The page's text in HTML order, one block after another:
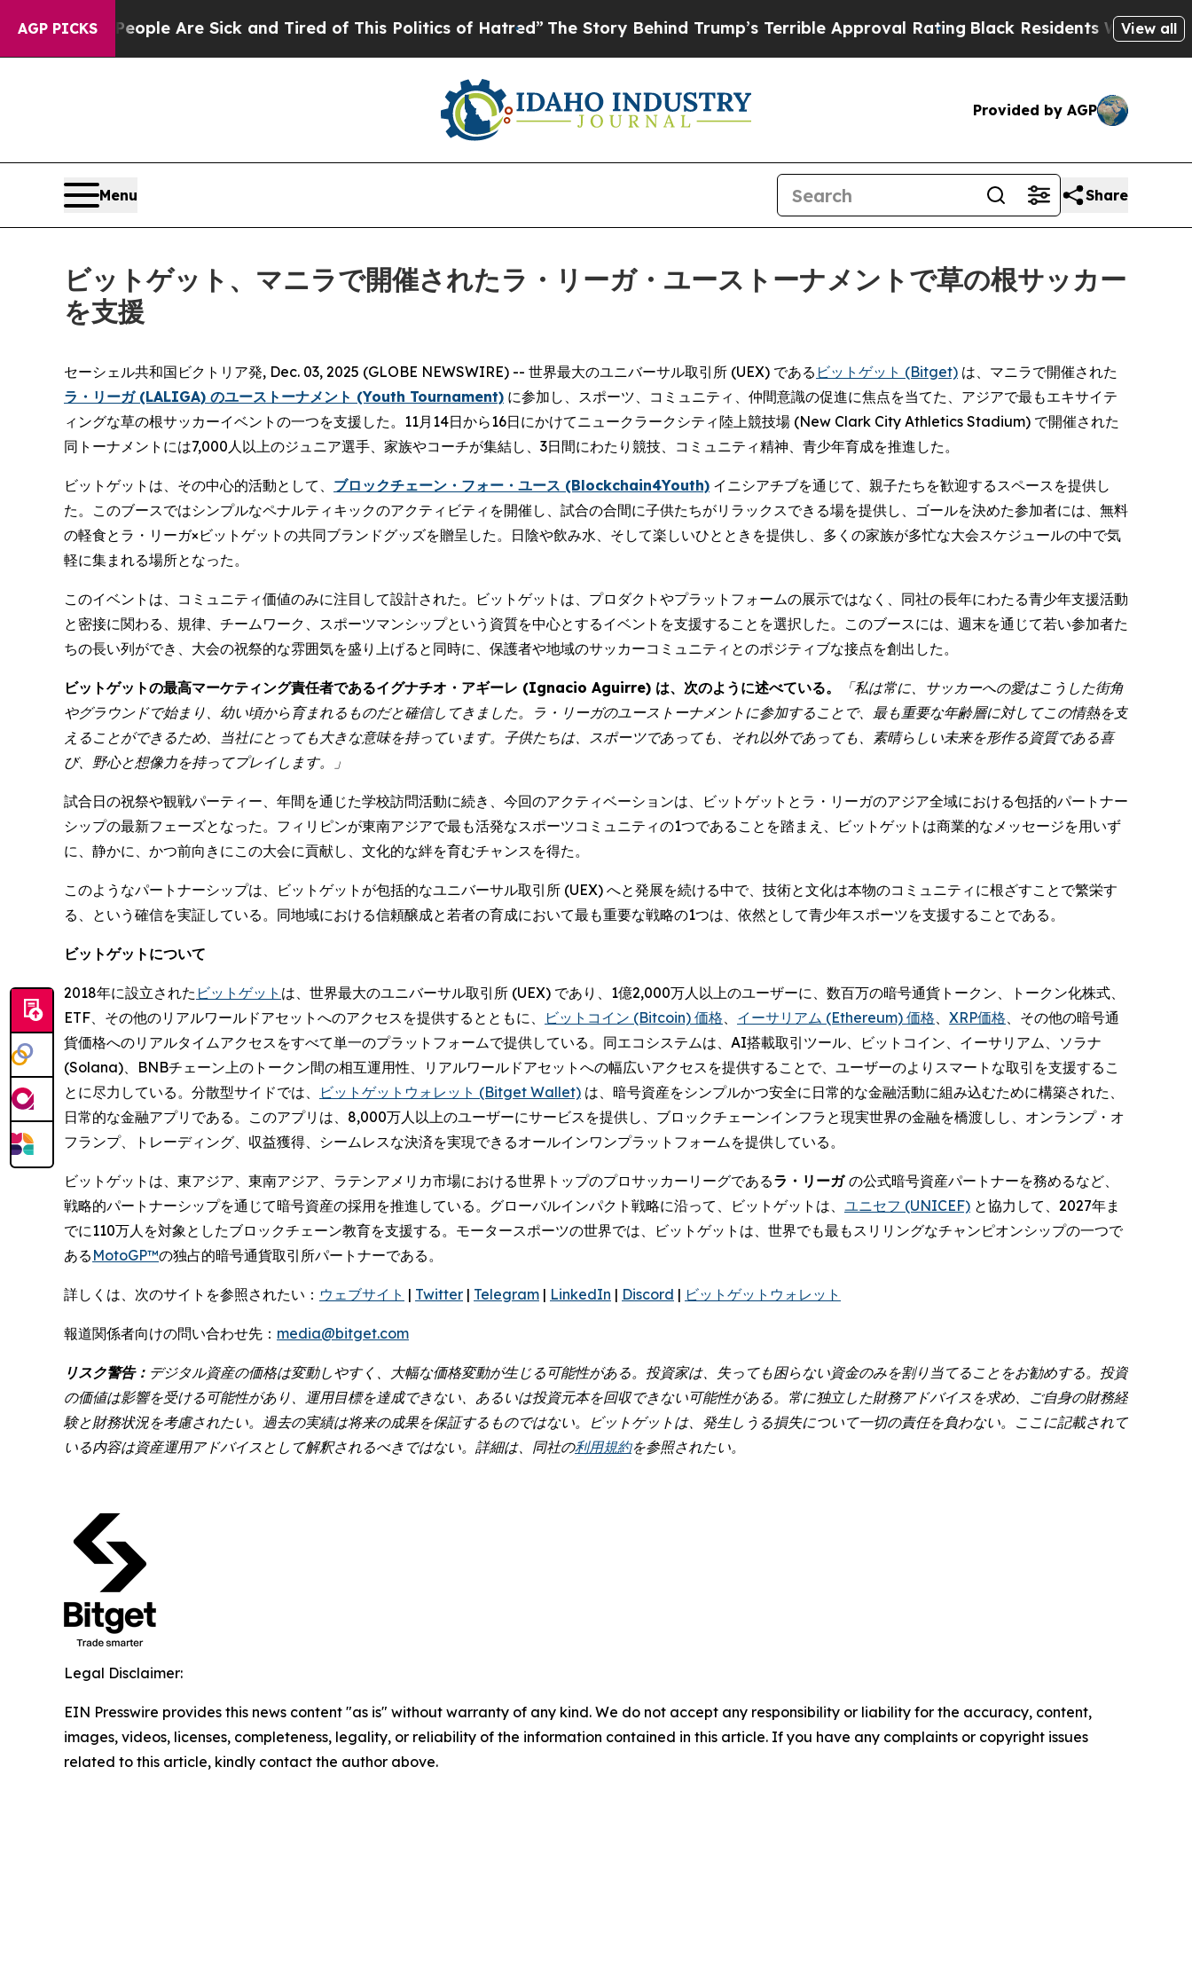
AGP PICKS
“People Are Sick and Tired of This Politics of Hatred” The Story Behind Trump’s Terrible Approval RatingBlack Residents Warned ofView all
Provided by AGP
Menu Share
ビットゲット、マニラで開催されたラ・リーガ・ユーストーナメントで草の根サッカー
を支援
セーシェル共和国ビクトリア発, Dec. 03, 2025 (GLOBE NEWSWIRE) -- 世界最大のユニバーサル取引所 (UEX) である ビットゲット (Bitget) は、マニラで開催された
ラ・リーガ (LALIGA) のユーストーナメント (Youth Tournament) に参加し、スポーツ、コミュニティ、仲間意識の促進に焦点を当てた、アジアで最もエキサイテ
ィングな草の根サッカーイベントの一つを支援した。11月14日から16日にかけてニュークラークシティ陸上競技場 (New Clark City Athletics Stadium) で開催された
同トーナメントには7,000人以上のジュニア選手、家族やコーチが集結し、3日間にわたり競技、コミュニティ精神、青少年育成を推進した。
ビットゲットは、その中心的活動として、 ブロックチェーン・フォー・ユース (Blockchain4Youth) イニシアチブを通じて、親子たちを歓迎するスペースを提供し
た。このブースではシンプルなペナルティキックのアクティビティを開催し、試合の合間に子供たちがリラックスできる場を提供し、ゴールを決めた参加者には、無料
の軽食とラ・リーガ×ビットゲットの共同ブランドグッズを贈呈した。日陰や飲み水、そして楽しいひとときを提供し、多くの家族が多忙な大会スケジュールの中で気
軽に集まれる場所となった。
このイベントは、コミュニティ価値のみに注目して設計された。ビットゲットは、プロダクトやプラットフォームの展示ではなく、同社の長年にわたる青少年支援活動
と密接に関わる、規律、チームワーク、スポーツマンシップという資質を中心とするイベントを支援することを選択した。このブースには、週末を通じて若い参加者た
ちの長い列ができ、大会の祝祭的な雰囲気を盛り上げると同時に、保護者や地域のサッカーコミュニティとのポジティブな接点を創出した。
ビットゲットの最高マーケティング責任者であるイグナチオ・アギーレ (Ignacio Aguirre) は、次のように述べている。
「私は常に、サッカーへの愛はこうした街角
やグラウンドで始まり、幼い頃から育まれるものだと確信してきました。ラ・リーガのユーストーナメントに参加することで、最も重要な年齢層に対してこの情熱を支
えることができるため、当社にとっても大きな意味を持っています。子供たちは、スポーツであっても、それ以外であっても、素晴らしい未来を形作る資質である喜
び、野心と想像力を持ってプレイします。」
試合日の祝祭や観戦パーティー、年間を通じた学校訪問活動に続き、今回のアクティベーションは、ビットゲットとラ・リーガのアジア全域における包括的パートナー
シップの最新フェーズとなった。フィリピンが東南アジアで最も活発なスポーツコミュニティの1つであることを踏まえ、ビットゲットは商業的なメッセージを用いず
に、静かに、かつ前向きにこの大会に貢献し、文化的な絆を育むチャンスを得た。
このようなパートナーシップは、ビットゲットが包括的なユニバーサル取引所 (UEX) へと発展を続ける中で、技術と文化は本物のコミュニティに根ざすことで繁栄す
る、という確信を実証している。同地域における信頼醸成と若者の育成において最も重要な戦略の1つは、依然として青少年スポーツを支援することである。
ビットゲットについて
2018年に設立された ビットゲット は、世界最大のユニバーサル取引所 (UEX) であり、1億2,000万人以上のユーザーに、数百万の暗号通貨トークン、トークン化株式、
ETF、その他のリアルワールドアセットへのアクセスを提供するとともに、
ビットコイン (Bitcoin) 価格、 イーサリアム (Ethereum) 価格、 XRP価格、その他の暗号通
貨価格へのリアルタイムアクセスをすべて単一のプラットフォームで提供している。同エコシステムは、AI搭載取引ツール、ビットコイン、イーサリアム、ソラナ
(Solana)、BNBチェーン上のトークン間の相互運用性、リアルワールドアセットへの幅広いアクセスを提供することで、ユーザーのよりスマートな取引を支援するこ
とに尽力している。分散型サイドでは、
ビットゲットウォレット (Bitget Wallet) は、暗号資産をシンプルかつ安全に日常的な金融活動に組み込むために構築された、
日常的な金融アプリである。このアプリは、8,000万人以上のユーザーにサービスを提供し、ブロックチェーンインフラと現実世界の金融を橋渡しし、オンランプ・オ
フランプ、トレーディング、収益獲得、シームレスな決済を実現できるオールインワンプラットフォームを提供している。
ビットゲットは、東アジア、東南アジア、ラテンアメリカ市場における世界トップのプロサッカーリーグであるラ・リーガ の公式暗号資産パートナーを務めるなど、
戦略的パートナーシップを通じて暗号資産の採用を推進している。グローバルインパクト戦略に沿って、ビットゲットは、 ユニセフ (UNICEF) と協力して、2027年ま
でに110万人を対象としたブロックチェーン教育を支援する。モータースポーツの世界では、ビットゲットは、世界でも最もスリリングなチャンピオンシップの一つで
ある MotoGP™の独占的暗号通貨取引所パートナーである。
詳しくは、次のサイトを参照されたい： ウェブサイト | Twitter | Telegram | LinkedIn | Discord | ビットゲットウォレット
報道関係者向けの問い合わせ先： media@bitget.com
リスク警告： デジタル資産の価格は変動しやすく、大幅な価格変動が生じる可能性がある。投資家は、失っても困らない資金のみを割り当てることをお勧めする。投資
の価値は影響を受ける可能性があり、運用目標を達成できない、あるいは投資元本を回収できない可能性がある。常に独立した財務アドバイスを求め、ご自身の財務経
験と財務状況を考慮されたい。過去の実績は将来の成果を保証するものではない。ビットゲットは、発生しうる損失について一切の責任を負わない。ここに記載されて
いる内容は資産運用アドバイスとして解釈されるべきではない。詳細は、同社の利用規約を参照されたい。
Legal Disclaimer:
EIN Presswire provides this news content "as is" without warranty of any kind. We do not accept any responsibility or liability for the accuracy, content,
images, videos, licenses, completeness, legality, or reliability of the information contained in this article. If you have any complaints or copyright issues
related to this article, kindly contact the author above.